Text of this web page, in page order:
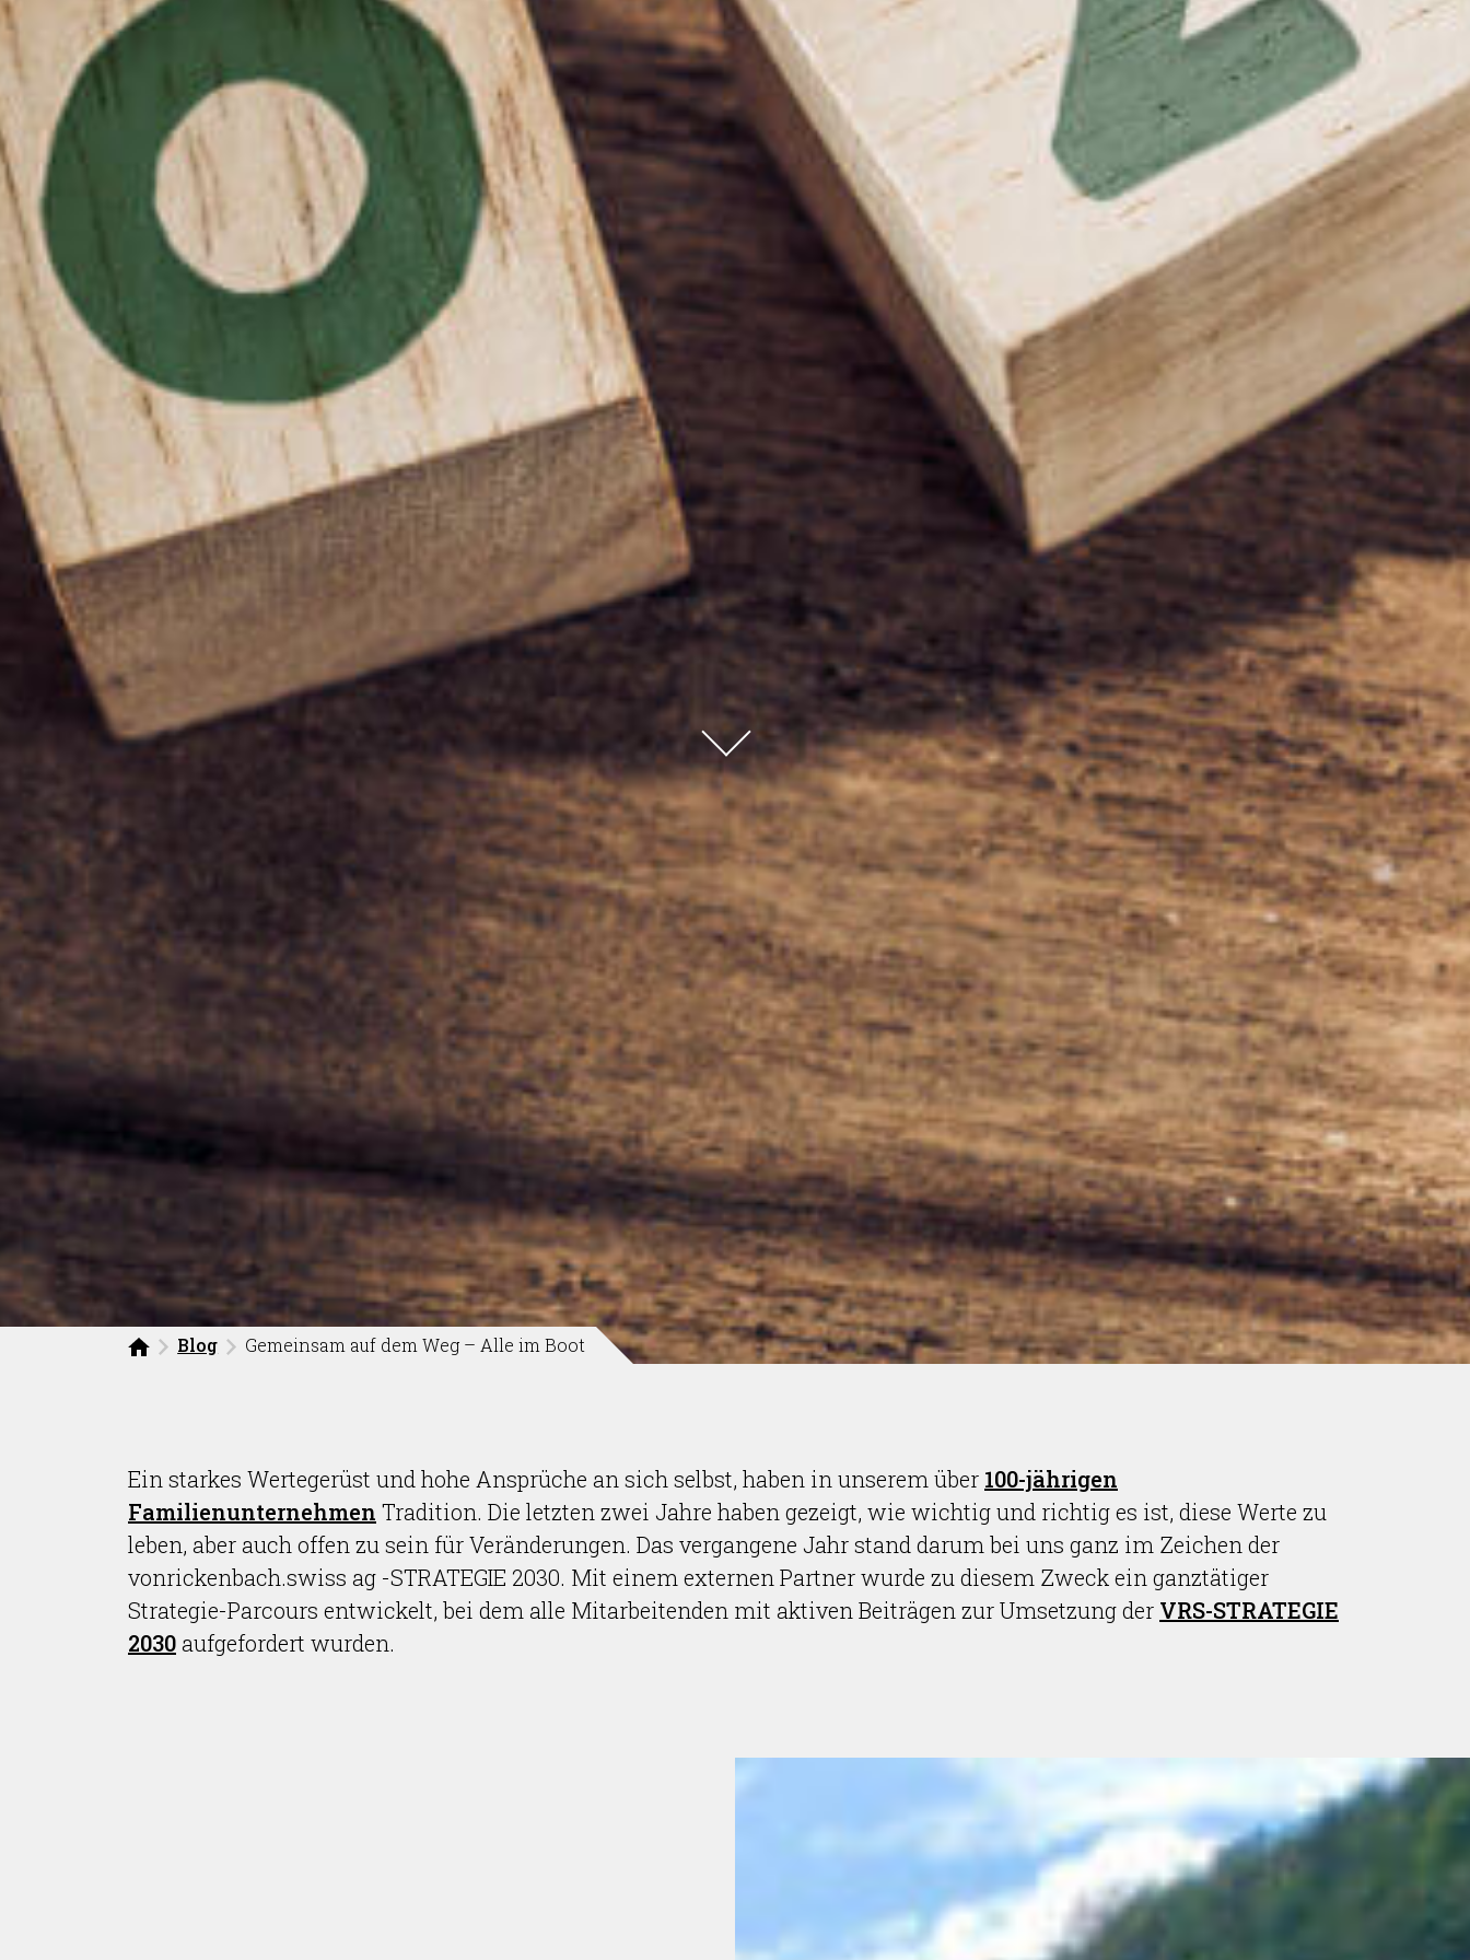
Blog Gemeinsam auf dem Weg – Alle im Boot
Ein starkes Wertegerüst und hohe Ansprüche an sich selbst, haben in unserem über 100-jährigen
Familienunternehmen Tradition. Die letzten zwei Jahre haben gezeigt, wie wichtig und richtig es ist, diese Werte zu
leben, aber auch offen zu sein für Veränderungen. Das vergangene Jahr stand darum bei uns ganz im Zeichen der
vonrickenbach.swiss ag -STRATEGIE 2030. Mit einem externen Partner wurde zu diesem Zweck ein ganztätiger
Strategie-Parcours entwickelt, bei dem alle Mitarbeitenden mit aktiven Beiträgen zur Umsetzung der VRS-STRATEGIE
2030aufgefordert wurden.